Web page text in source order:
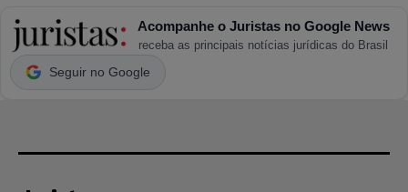
Acompanhe o Juristas no Google News
receba as principais notícias jurídicas do Brasil
Seguir no Google